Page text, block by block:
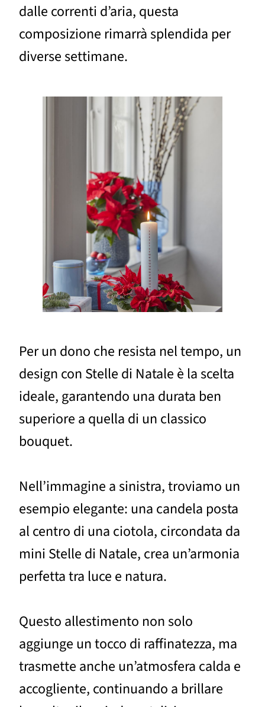
dalle correnti d’aria, questa
composizione rimarrà splendida per
diverse settimane.
Per un dono che resista nel tempo, un
design con Stelle di Natale è la scelta
ideale, garantendo una durata ben
superiore a quella di un classico
bouquet.
Nell’immagine a sinistra, troviamo un
esempio elegante: una candela posta
al centro di una ciotola, circondata da
mini Stelle di Natale, crea un’armonia
perfetta tra luce e natura.
Questo allestimento non solo
aggiunge un tocco di raffinatezza, ma
trasmette anche un’atmosfera calda e
accogliente, continuando a brillare